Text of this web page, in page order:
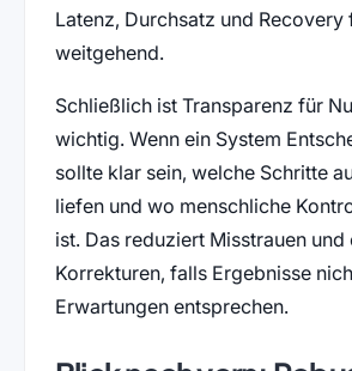
Latenz, Durchsatz und Recovery
weitgehend.
Schließlich ist Transparenz für
wichtig. Wenn ein System
sollte klar sein, welche Schritte
liefen und wo menschliche
ist. Das reduziert Misstrauen
Korrekturen, falls Ergebnisse
Erwartungen entsprechen.